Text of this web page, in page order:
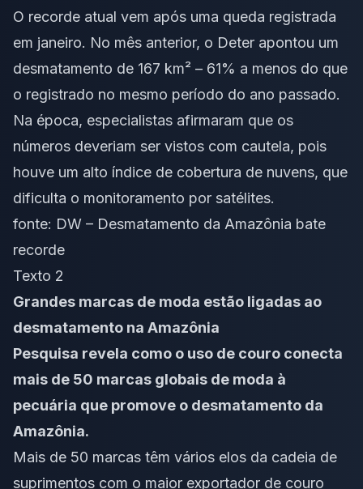
O recorde atual vem após uma queda registrada
em janeiro. No mês anterior, o Deter apontou um
desmatamento de 167 km² – 61% a menos do que
o registrado no mesmo período do ano passado.
Na época, especialistas afirmaram que os
números deveriam ser vistos com cautela, pois
houve um alto índice de cobertura de nuvens, que
dificulta o monitoramento por satélites.
fonte: DW – Desmatamento da Amazônia bate
recorde
Texto 2
Grandes marcas de moda estão ligadas ao
desmatamento na Amazônia
Pesquisa revela como o uso de couro conecta
mais de 50 marcas globais de moda à
pecuária que promove o desmatamento da
Amazônia.
Mais de 50 marcas têm vários elos da cadeia de
suprimentos com o maior exportador de couro